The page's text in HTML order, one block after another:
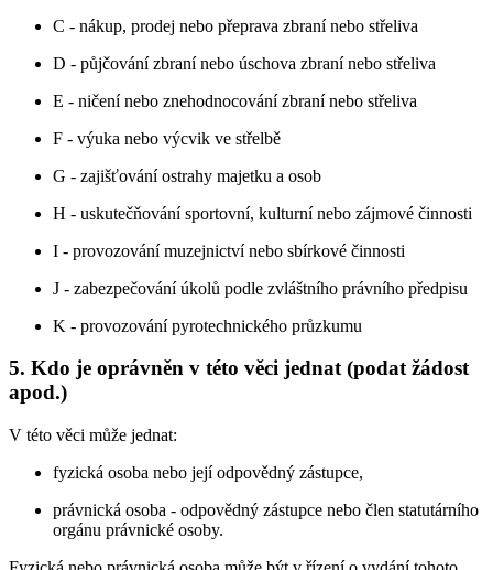
C - nákup, prodej nebo přeprava zbraní nebo střeliva
D - půjčování zbraní nebo úschova zbraní nebo střeliva
E - ničení nebo znehodnocování zbraní nebo střeliva
F - výuka nebo výcvik ve střelbě
G - zajišťování ostrahy majetku a osob
H - uskutečňování sportovní, kulturní nebo zájmové činnosti
I - provozování muzejnictví nebo sbírkové činnosti
J - zabezpečování úkolů podle zvláštního právního předpisu
K - provozování pyrotechnického průzkumu
5. Kdo je oprávněn v této věci jednat (podat žádost
apod.)
V této věci může jednat:
fyzická osoba nebo její odpovědný zástupce,
právnická osoba - odpovědný zástupce nebo člen statutárního
orgánu právnické osoby.